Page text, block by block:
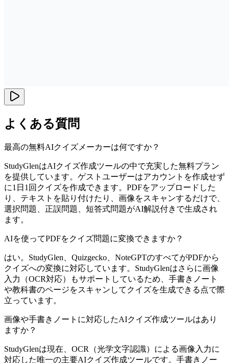
よくある質問
最高の無料AIクイズメーカーは何ですか？
StudyGlenはAIクイズ作成ツールの中で充実した無料プラン
を提供しています。ゲストユーザーはアカウントを作成せず
に1日1回クイズを作成できます。PDFをアップロードした
り、テキストを貼り付けたり、画像をスキャンするだけで、
選択問題、正誤問題、短答式問題がAI解説付きで生成され
ます。
AIを使ってPDFをクイズ問題に変換できますか？
はい。StudyGlen、Quizgecko、NoteGPTのすべてがPDFから
クイズへの変換に対応しています。StudyGlenはさらに画像
入力（OCR対応）もサポートしているため、手書きノート
や教科書のページをスキャンしてクイズを生成できる点で際
立っています。
画像や手書きノートに対応したAIクイズ作成ツールはあり
ますか？
StudyGlenは現在、OCR（光学文字認識）による画像入力に
対応した唯一の主要AIクイズ作成ツールです。手書きノー